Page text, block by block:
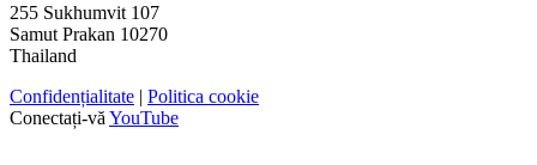
255 Sukhumvit 107
Samut Prakan 10270
Thailand
Confidențialitate | Politica cookie
Conectați-vă YouTube